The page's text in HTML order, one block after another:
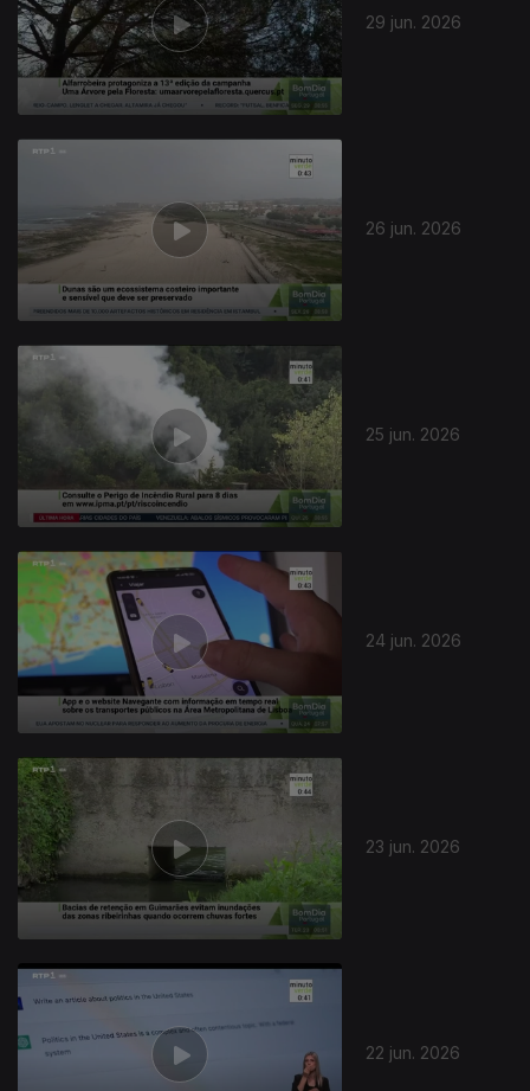
29 jun. 2026
26 jun. 2026
25 jun. 2026
24 jun. 2026
23 jun. 2026
22 jun. 2026